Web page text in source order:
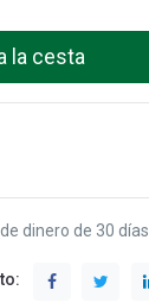
la cesta
dinero de 30 días